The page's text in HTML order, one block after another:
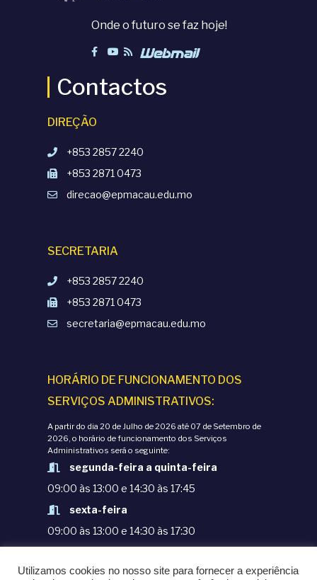
Onde o futuro se faz hoje!
Contactos
DIREÇÃO
+853 2857 2240
+853 2871 0473
direcao@epmacau.edu.mo
SECRETARIA
+853 2857 2240
+853 2871 0473
secretaria@epmacau.edu.mo
HORÁRIO DE FUNCIONAMENTO DOS
SERVIÇOS ADMINISTRATIVOS:
A partir do dia 20 de Julho de 2026 até 07 de Setembro de
2026, o horário de funcionamento dos Serviços
Administrativos será o seguinte:
segunda-feira a quinta-feira
09:00 às 13:00 e 14:30 às 17:45
sexta-feira
09:00 às 13:00 e 14:30 às 17:30
POLÍTICAS DE PRIVACIDADE
Utilizamos cookies no nosso site para fornecer a experiência